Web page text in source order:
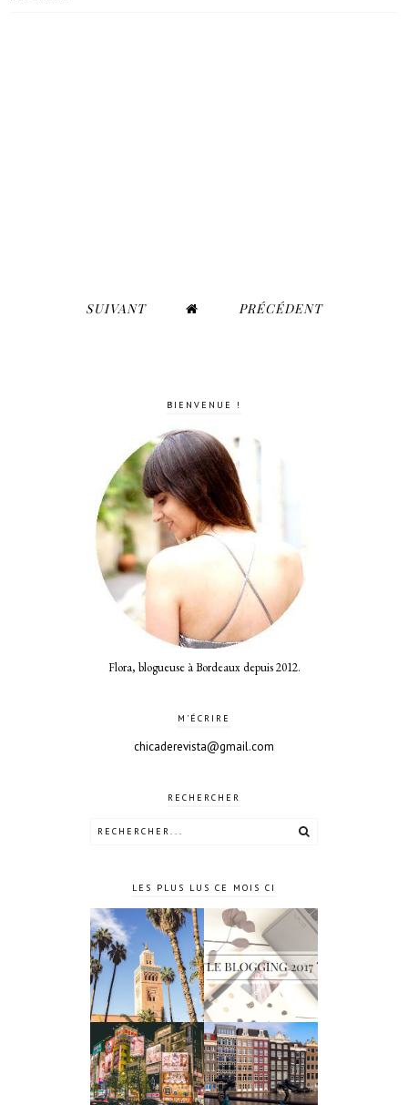
SUIVANT PRÉCÉDENT
BIENVENUE !
Flora, blogueuse à Bordeaux depuis 2012.
M'ÉCRIRE
chicaderevista@gmail.com
RECHERCHER
LES PLUS LUS CE MOIS CI
4 jours à
Marrakech
Le blogging
2017 ?
10 jours à
Tokyo au
Japon
4 jours à
Amsterdam